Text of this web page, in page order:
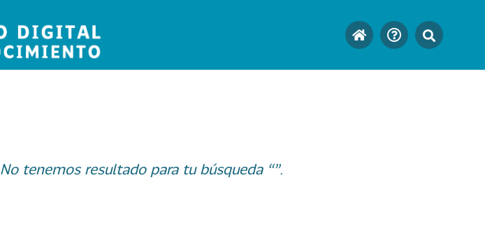
No tenemos resultado para tu búsqueda “”.